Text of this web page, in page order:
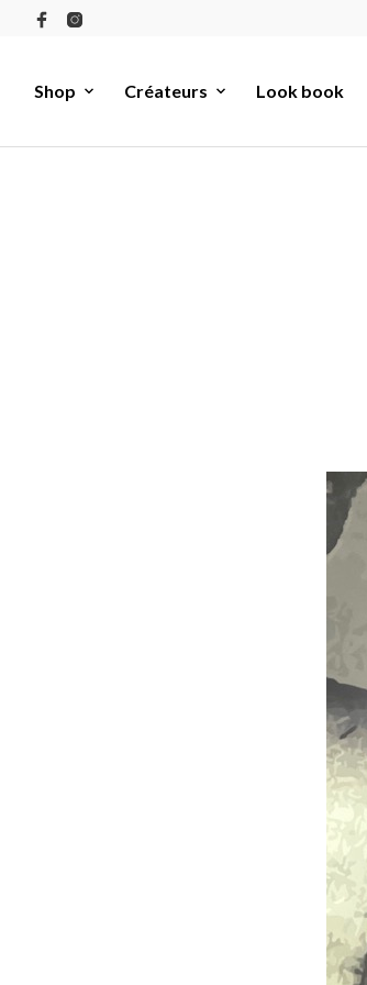
Shop Créateurs Look book